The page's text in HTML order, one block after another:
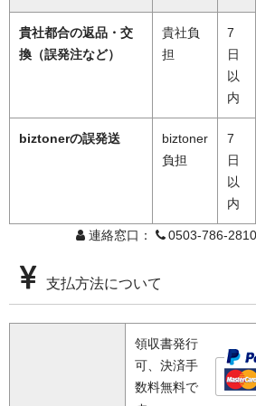
貴社都合の返品・交
換（誤発注など）
貴社負
担
7
日
以
内
biztonerの誤発送
biztoner
負担
7
日
以
内
連絡窓口： 0503-786-
支払方法について
領収書発行
可、決済手
数料無料で